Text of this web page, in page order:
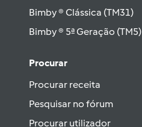
Bimby ® Clássica (TM31)
Bimby ® 5ª Geração (TM5)
Procurar
Procurar receita
Pesquisar no fórum
Procurar utilizador